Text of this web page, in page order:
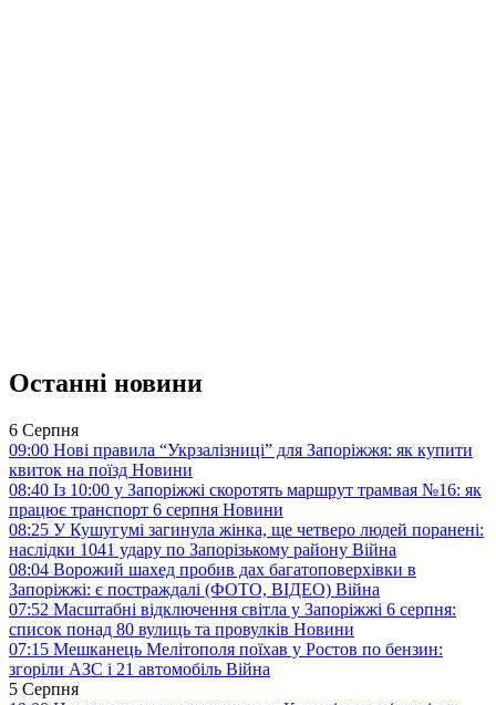
Останні новини
6 Серпня
09:00 Нові правила “Укрзалізниці” для Запоріжжя: як купити
квиток на поїзд Новини
08:40 Із 10:00 у Запоріжжі скоротять маршрут трамвая №16: як
працює транспорт 6 серпня Новини
08:25 У Кушугумі загинула жінка, ще четверо людей поранені:
наслідки 1041 удару по Запорізькому району Війна
08:04 Ворожий шахед пробив дах багатоповерхівки в
Запоріжжі: є постраждалі (ФОТО, ВІДЕО) Війна
07:52 Масштабні відключення світла у Запоріжжі 6 серпня:
список понад 80 вулиць та провулків Новини
07:15 Мешканець Мелітополя поїхав у Ростов по бензин:
згоріли АЗС і 21 автомобіль Війна
5 Серпня